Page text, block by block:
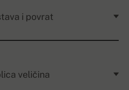
i povrat
veličina